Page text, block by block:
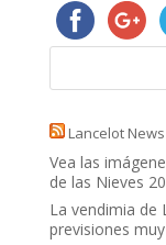
Lancelot News
Vea las
de las Nieves
La vendimia de
previsiones